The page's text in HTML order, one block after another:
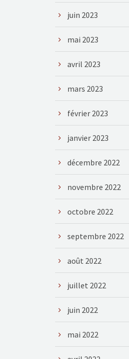
juin 2023
mai 2023
avril 2023
mars 2023
février 2023
janvier 2023
décembre 2022
novembre 2022
octobre 2022
septembre 2022
août 2022
juillet 2022
juin 2022
mai 2022